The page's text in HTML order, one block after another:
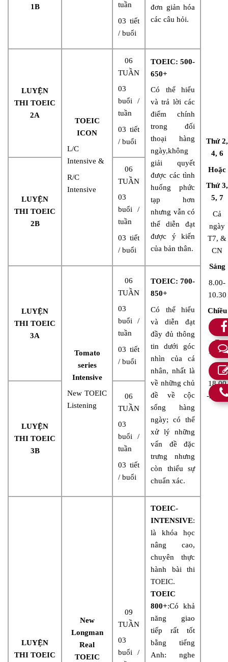
Thứ2,
4, 6
Hoặc
Thứ3,
5, 7
Cả
ngày
T7, &
CN
Sáng
8.00-
10.30
Chiều
14.00
–
16.30
Tối
18.00
-20.30
đơn giản hóa
các câu hỏi.
1B
tuần
03 tiết
/ buổi
LUYỆN
THI TOEIC
2A
TOEIC
ICON
L/C
Intensive &
R/C
Intensive
06
TUẦN
03
buổi /
tuần
03 tiết
/ buổi
TOEIC: 500-
650+
Có thể hiểu
và trả lời các
điểm chính
trong đối
thoại hàng
ngày,không
giải quyết
được các tình
huống phức
tạp hơn
nhưng vẫn có
thể diễn đạt
được ý kiến
của bản thân.
LUYỆN
THI TOEIC
2B
06
TUẦN
03
buổi /
tuần
03 tiết
/ buổi
LUYỆN
THI TOEIC
3A
Tomato
series
Intensive
New TOEIC
Listening
06
TUẦN
03
buổi /
tuần
03 tiết
/ buổi
TOEIC: 700-
850+
Có thể hiểu
và diễn đạt
đầy đủ thông
tin dưới góc
nhìn của cá
nhân, nhất là
về những chủ
đề về cộc
sống hàng
ngày; có thể
xử lý những
vấn đề đặc
trưng nhưng
còn thiếu sự
chuẩn xác.
LUYỆN
THI TOEIC
3B
06
TUẦN
03
buổi /
tuần
03 tiết
/ buổi
LUYỆN
THI TOEIC
New
Longman
Real
TOEIC
09
TUẦN
03
buổi /
TOEIC-
INTENSIVE:
là khóa học
nâng cao,
chuyên thực
hành bài thi
TOEIC.
TOEIC
800+:Có khả
năng giao
tiếp rất tốt
bằng tiếng
Anh: nghe